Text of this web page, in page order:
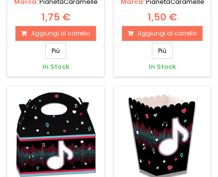
1,75 €
Aggiungi al carrello
Più
In Stock
1,50 €
Aggiungi al carrello
Più
In Stock